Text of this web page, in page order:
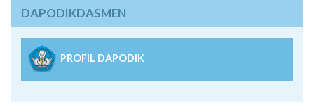
DAPODIKDASMEN
PROFIL DAPODIK